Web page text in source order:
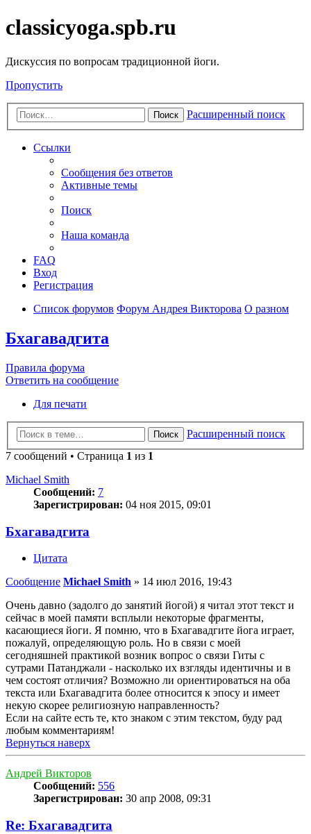
classicyoga.spb.ru
Дискуссия по вопросам традиционной йоги.
Пропустить
Поиск Расширенный поиск
Ссылки
Сообщения без ответов
Активные темы
Поиск
Наша команда
FAQ
Вход
Регистрация
Список форумов Форум Андрея Викторова О разном
Бхагавадгита
Правила форума
Ответить на сообщение
Для печати
Поиск
Расширенный поиск
7 сообщений • Страница 1 из 1
Michael Smith
Сообщений: 7
Зарегистрирован: 04 ноя 2015, 09:01
Бхагавадгита
Цитата
Сообщение Michael Smith » 14 июл 2016, 19:43
Очень давно (задолго до занятий йогой) я читал этот текст и
сейчас в моей памяти всплыли некоторые фрагменты,
касающиеся йоги. Я помню, что в Бхагавадгите йога играет,
пожалуй, определяющую роль. Но в связи с моей
сегодняшней практикой возник вопрос о связи Гиты с
сутрами Патанджали - насколько их взгляды идентичны и в
чем состоят отличия? Возможно ли ориентироваться на оба
текста или Бхагавадгита более относится к эпосу и имеет
некую скорее религиозную направленность?
Если на сайте есть те, кто знаком с этим текстом, буду рад
любым комментариям!
Вернуться наверх
Андрей Викторов
Сообщений: 556
Зарегистрирован: 30 апр 2008, 09:31
Re: Бхагавадгита